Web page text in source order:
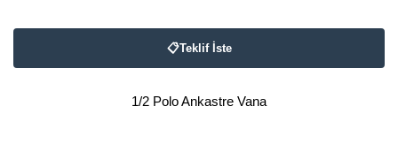
📋Teklif İste
1/2 Polo Ankastre Vana